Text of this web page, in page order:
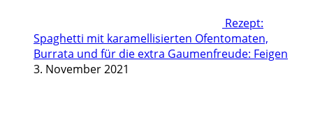
Rezept:
Spaghetti mit karamellisierten Ofentomaten,
Burrata und für die extra Gaumenfreude: Feigen
3. November 2021